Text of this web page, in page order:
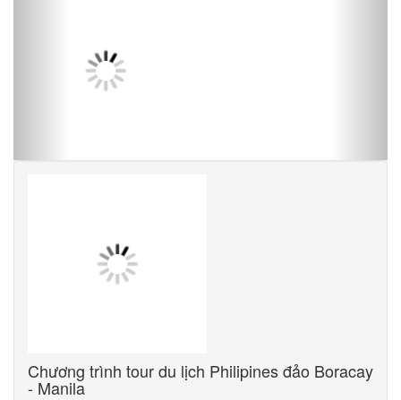
Chương trình tour du lịch Philipines đảo Boracay
- Manila